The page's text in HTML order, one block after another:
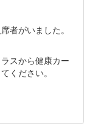
者がいました。
スから健康カー
ください。